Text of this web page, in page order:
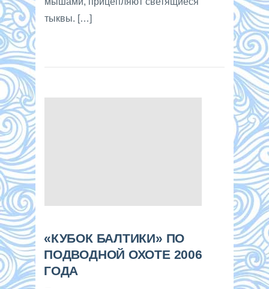
тыквы. […]
«КУБОК БАЛТИКИ» ПО
ПОДВОДНОЙ ОХОТЕ 2006
ГОДА